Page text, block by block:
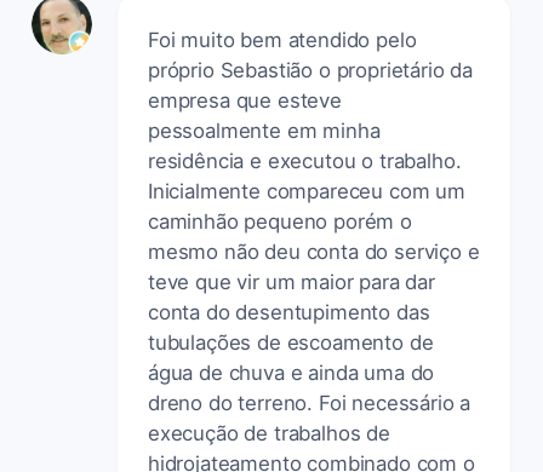
Foi muito bem atendido pelo
próprio Sebastião o proprietário da
empresa que esteve
pessoalmente em minha
residência e executou o trabalho.
Inicialmente compareceu com um
caminhão pequeno porém o
mesmo não deu conta do serviço e
teve que vir um maior para dar
conta do desentupimento das
tubulações de escoamento de
água de chuva e ainda uma do
dreno do terreno. Foi necessário a
execução de trabalhos de
hidrojateamento combinado com o